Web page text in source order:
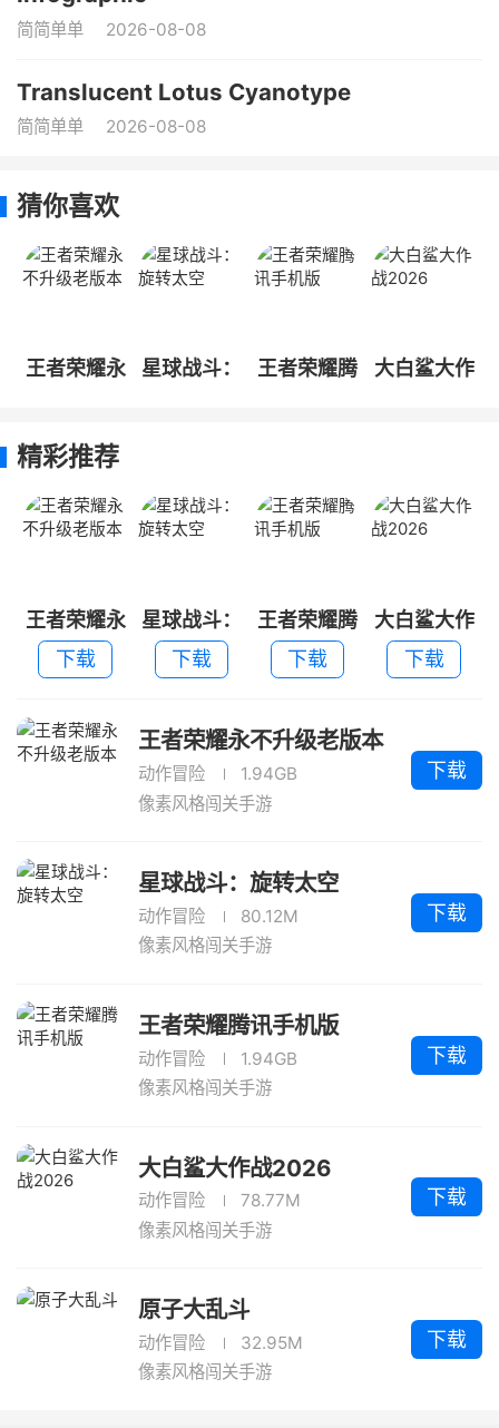
简简单单 2026-08-08
Translucent Lotus Cyanotype
简简单单 2026-08-08
猜你喜欢
王者荣耀永
星球战斗：
王者荣耀腾
大白鲨大作
精彩推荐
王者荣耀永
不升级老版
本
下载
星球战斗：
旋转太空
下载
王者荣耀腾
讯手机版
下载
大白鲨大作
战2026
下载
王者荣耀永不升级老版本
动作冒险
1.94GB
像素风格闯关手游
下载
星球战斗：旋转太空
动作冒险
80.12M
像素风格闯关手游
下载
王者荣耀腾讯手机版
动作冒险
1.94GB
像素风格闯关手游
下载
大白鲨大作战2026
动作冒险
78.77M
像素风格闯关手游
下载
原子大乱斗
动作冒险
32.95M
像素风格闯关手游
下载